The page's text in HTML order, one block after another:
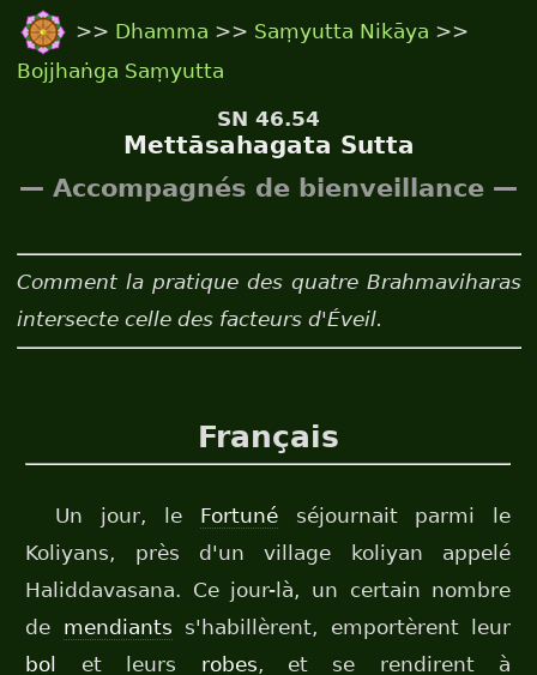
>> Dhamma >> Saṃyutta Nikāya >>
Bojjhaṅga Saṃyutta
SN 46.54
Mettāsahagata Sutta
— Accompagnés de bienveillance —
Comment la pratique des quatre Brahmaviharas
intersecte celle des facteurs d'Éveil.
Français
Un jour, le Fortunéséjournait parmi le
Koliyans, près d'un village koliyan appelé
Haliddavasana. Ce jour-là, un certain nombre
de mendiants s'habillèrent, emportèrent leur
bol
et leurs robes, et se rendirent à